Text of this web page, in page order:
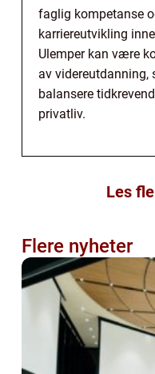
faglig kompetanse
karriereutvikling
Ulemper kan være
av videreutdanning,
balansere
privatliv.
Les
Flere nyheter